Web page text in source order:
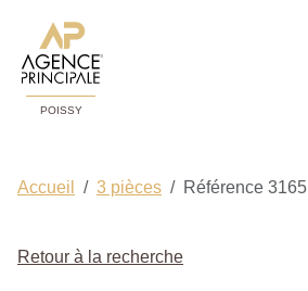
POISSY
Accueil 3 pièces Référence 3165
Retour à la recherche